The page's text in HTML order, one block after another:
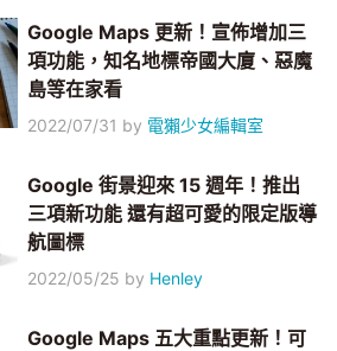
Google Maps 更新！宣佈增加三
項功能，知名地標帝國大廈、惡魔
島等在家看
2022/07/31 by 電獺少女編輯室
Google 街景迎來 15 週年！推出
三項新功能 還有超可愛的限定版導
航圖標
2022/05/25 by Henley
Google Maps 五大重點更新！可